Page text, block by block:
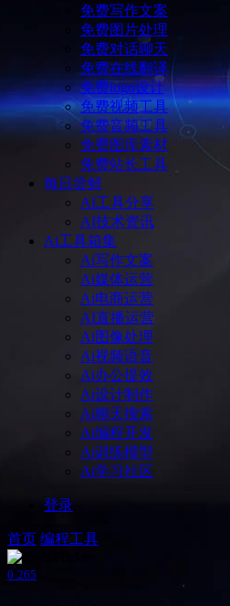
免费写作文案
免费图片处理
免费对话聊天
免费在线翻译
免费logo设计
免费视频工具
免费音频工具
免费图库素材
免费站长工具
每日尝鲜
AI工具分享
AI技术资讯
Ai工具箱集
Ai写作文案
Ai媒体运营
Ai电商运营
AI直播运营
Ai图像处理
Ai视频语音
Ai办公提效
Ai设计制作
Ai聊天搜索
Ai编程开发
Ai训练模型
Ai学习社区
登录
首页 编程工具
0 265